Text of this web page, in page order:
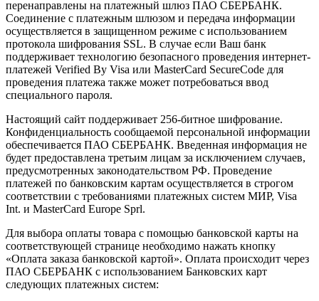
перенаправлены на платежный шлюз ПАО СБЕРБАНК.
Соединение с платежным шлюзом и передача информации
осуществляется в защищенном режиме с использованием
протокола шифрования SSL. В случае если Ваш банк
поддерживает технологию безопасного проведения интернет-
платежей Verified By Visa или MasterCard SecureCode для
проведения платежа также может потребоваться ввод
специального пароля.
Настоящий сайт поддерживает 256-битное шифрование.
Конфиденциальность сообщаемой персональной информации
обеспечивается ПАО СБЕРБАНК. Введенная информация не
будет предоставлена третьим лицам за исключением случаев,
предусмотренных законодательством РФ. Проведение
платежей по банковским картам осуществляется в строгом
соответствии с требованиями платежных систем МИР, Visa
Int. и MasterCard Europe Sprl.
Для выбора оплаты товара с помощью банковской карты на
соответствующей странице необходимо нажать кнопку
«Оплата заказа банковской картой». Оплата происходит через
ПАО СБЕРБАНК с использованием Банковских карт
следующих платежных систем: